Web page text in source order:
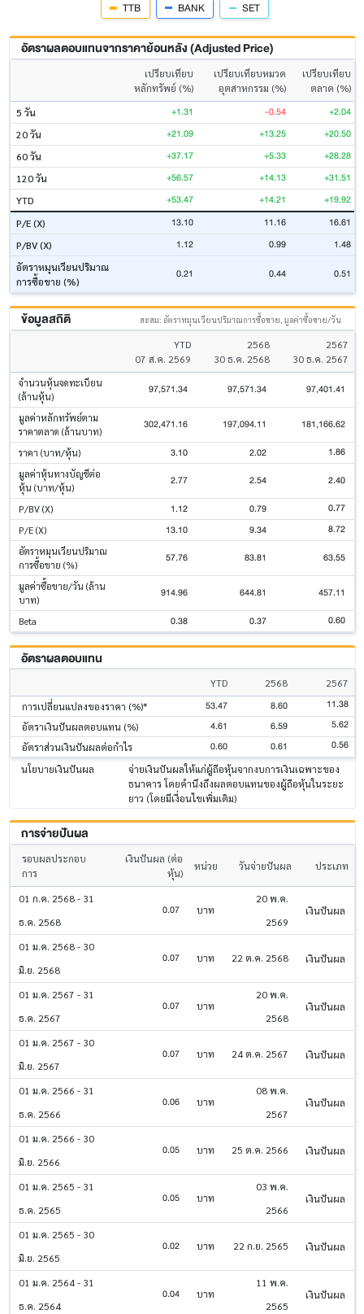
TTB BANK SET
อัตราผลตอบแทนจากราคาย้อนหลัง (Adjusted Price)
เปรียบเทียบ
หลักทรัพย์ (%)
เปรียบเทียบหมวด
อุตสาหกรรม (%)
เปรียบเทียบ
ตลาด (%)
5 วัน
+1.31 -0.54 +2.04
20 วัน +21.09 +13.25 +20.50
60 วัน +37.17 +5.33 +28.28
120 วัน +56.57 +14.13 +31.51
YTD +53.47 +14.21 +19.92
P/E (X) 13.10 11.16 16.61
P/BV (X) 1.12 0.99 1.48
อัตราหมุนเวียนปริมาณ
การซื้อขาย (%)
0.21 0.44 0.51
ข้อมูลสถิติ สะสม: อัตราหมุนเวียนปริมาณการซื้อขาย, มูลค่าซื้อขาย/วัน
YTD
07 ส.ค. 2569
2568
30 ธ.ค. 2568
2567
30 ธ.ค. 2567
จำนวนหุ้นจดทะเบียน
(ล้านหุ้น)
97,571.34 97,571.34 97,401.41
มูลค่าหลักทรัพย์ตาม
ราคาตลาด (ล้านบาท)
302,471.16 197,094.11 181,166.62
ราคา (บาท/หุ้น) 3.10 2.02 1.86
มูลค่าหุ้นทางบัญชีต่อ
หุ้น (บาท/หุ้น)
2.77 2.54 2.40
P/BV (X) 1.12 0.79 0.77
P/E (X) 13.10 9.34 8.72
อัตราหมุนเวียนปริมาณ
การซื้อขาย (%)
57.76 83.81 63.55
มูลค่าซื้อขาย/วัน (ล้าน
บาท)
914.96 644.81 457.11
Beta 0.38 0.37 0.60
อัตราผลตอบแทน
YTD 2568
2567
การเปลี่ยนแปลงของราคา (%)*
53.47 8.60 11.38
อัตราเงินปันผลตอบแทน (%) 4.61 6.59 5.62
อัตราส่วนเงินปันผลต่อกำไร 0.60 0.61 0.56
นโยบายเงินปันผล
จ่ายเงินปันผลให้แก่ผู้ถือหุ้นจากงบการเงินเฉพาะของ
ธนาคาร โดยคำนึงถึงผลตอบแทนของผู้ถือหุ้นในระยะ
ยาว (โดยมีเงื่อนไขเพิ่มเติม)
การจ่ายปันผล
รอบผลประกอบ
การ
เงินปันผล (ต่อ
หุ้น)
หน่วย วันจ่ายปันผล ประเภท
01 ก.ค. 2568 - 31
ธ.ค. 2568
0.07 บาท
20 พ.ค.
2569
เงินปันผล
01 ม.ค. 2568 - 30
มิ.ย. 2568
0.07 บาท 22 ต.ค. 2568 เงินปันผล
01 ม.ค. 2567 - 31
ธ.ค. 2567
0.07 บาท
20 พ.ค.
2568
เงินปันผล
01 ม.ค. 2567 - 30
มิ.ย. 2567
0.07 บาท 24 ต.ค. 2567 เงินปันผล
01 ม.ค. 2566 - 31
ธ.ค. 2566
0.06 บาท
08 พ.ค.
2567
เงินปันผล
01 ม.ค. 2566 - 30
มิ.ย. 2566
0.05 บาท 25 ต.ค. 2566 เงินปันผล
01 ม.ค. 2565 - 31
ธ.ค. 2565
0.05 บาท
03 พ.ค.
2566
เงินปันผล
01 ม.ค. 2565 - 30
มิ.ย. 2565
0.02 บาท 22 ก.ย. 2565 เงินปันผล
01 ม.ค. 2564 - 31
ธ.ค. 2564
0.04 บาท
11 พ.ค.
2565
เงินปันผล